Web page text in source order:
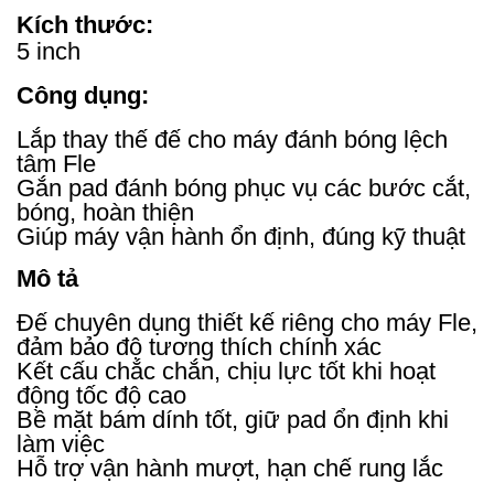
Kích thước:
5 inch
Công dụng:
Lắp thay thế đế cho máy đánh bóng lệch
tâm Fle
Gắn pad đánh bóng phục vụ các bước cắt,
bóng, hoàn thiện
Giúp máy vận hành ổn định, đúng kỹ thuật
Mô tả
Đế chuyên dụng thiết kế riêng cho máy Fle,
đảm bảo độ tương thích chính xác
Kết cấu chắc chắn, chịu lực tốt khi hoạt
động tốc độ cao
Bề mặt bám dính tốt, giữ pad ổn định khi
làm việc
Hỗ trợ vận hành mượt, hạn chế rung lắc